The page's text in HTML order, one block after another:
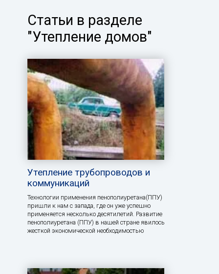
Статьи в разделе
"Утепление домов"
Утепление трубопроводов и
коммуникаций
Технологии применения пенополиуретана(ППУ)
пришли к нам с запада, где он уже успешно
применяется несколько десятилетий. Развитие
пенополиуретана (ППУ) в нашей стране явилось
жесткой экономической необходимостью